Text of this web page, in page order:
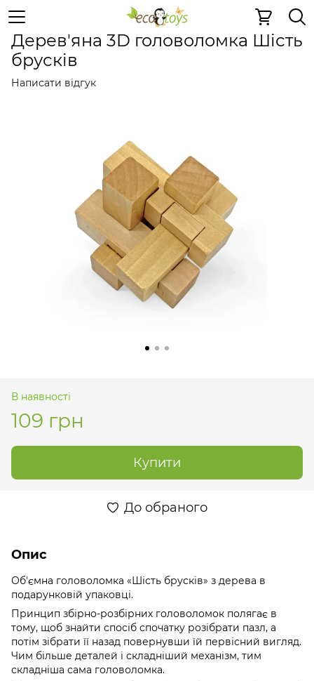
Дерев'яні конструктори Дерев'яні головоломки
Дерев'яна 3D головоломка Шість
брусків
Написати відгук
В наявності
109 грн
Купити
До обраного
Опис
Об'ємна головоломка «Шість брусків» з дерева в
подарунковій упаковці.
Принцип збірно-розбірних головоломок полягає в
тому, щоб знайти спосіб спочатку розібрати пазл, а
потім зібрати її назад повернувши їй первісний вигляд.
Чим більше деталей і складніший механізм, тим
складніша сама головоломка.